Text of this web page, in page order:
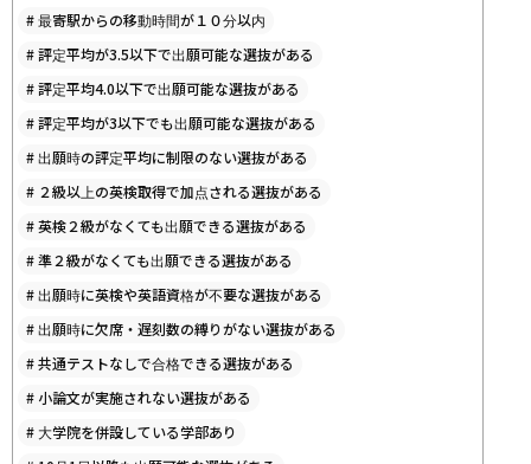
#最寄駅からの移動時間が１０分以内
#評定平均が3.5以下で出願可能な選抜がある
#評定平均4.0以下で出願可能な選抜がある
#評定平均が3以下でも出願可能な選抜がある
#出願時の評定平均に制限のない選抜がある
# ２級以上の英検取得で加点される選抜がある
#英検２級がなくても出願できる選抜がある
#準２級がなくても出願できる選抜がある
#出願時に英検や英語資格が不要な選抜がある
#出願時に欠席・遅刻数の縛りがない選抜がある
#共通テストなしで合格できる選抜がある
# 小論文が実施されない選抜がある
#大学院を併設している学部あり